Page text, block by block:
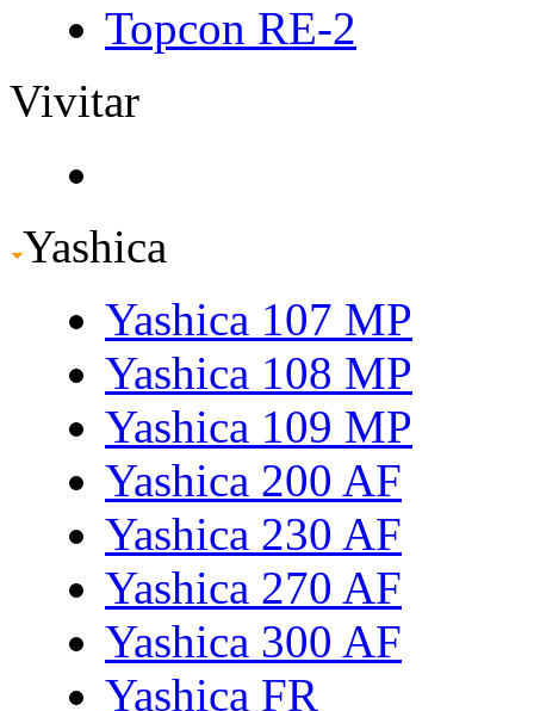
Topcon RE-2
Vivitar
Yashica
Yashica 107 MP
Yashica 108 MP
Yashica 109 MP
Yashica 200 AF
Yashica 230 AF
Yashica 270 AF
Yashica 300 AF
Yashica FR